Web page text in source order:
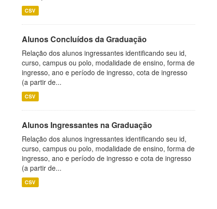
CSV
Alunos Concluídos da Graduação
Relação dos alunos ingressantes identificando seu id,
curso, campus ou polo, modalidade de ensino, forma de
ingresso, ano e período de ingresso, cota de ingresso
(a partir de...
CSV
Alunos Ingressantes na Graduação
Relação dos alunos ingressantes identificando seu id,
curso, campus ou polo, modalidade de ensino, forma de
ingresso, ano e período de ingresso e cota de ingresso
(a partir de...
CSV